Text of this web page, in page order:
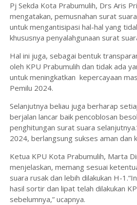
Pj Sekda Kota Prabumulih, Drs Aris
mengatakan, pemusnahan surat
untuk mengantisipasi hal-hal yang
khususnya penyalahgunaan surat
Hal ini juga, sebagai bentuk
oleh KPU Prabumulih dan tidak ada
untuk meningkatkan kepercayaan
Pemilu 2024.
Selanjutnya beliau juga berharap
berjalan lancar baik pencoblosan
penghitungan surat suara
2024, berlangsung sukses aman dan
Ketua KPU Kota Prabumulih, Marta
menjelaskan, memang sesuai
suara rusak dan lebih dilakukan H-
hasil sortir dan lipat telah dilakukan
sebelumnya,” ucapnya.